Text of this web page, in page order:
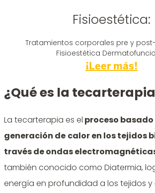
Fisioestética:
Tratamientos corporales pre y
Fisioestética
¡Leer más!
¿Qué es la
La tecarterapia es el proceso basado
generación de calor en los tejidos
través de ondas
también conocido como Diatermia,
energía en profundidad a los tejidos